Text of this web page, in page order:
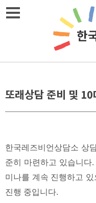
Skip
또래상담 준비 및
한국레즈비언상담소 상
준히 마련하고 있습니다
미나를 계속 진행하고 있
진행 중입니다.